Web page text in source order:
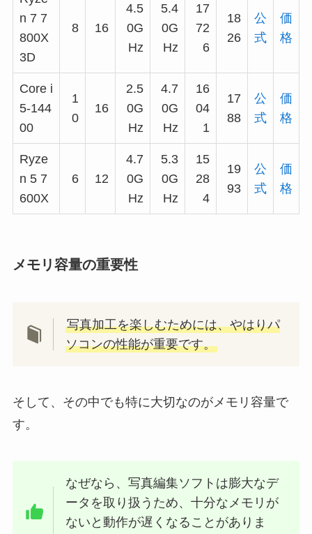
n 7 7
800X
3D
8 16
4.5
0G
Hz
5.4
0G
Hz
17
72
6
18
26
公
式
価
格
Core i
5-144
00
1
0
16
2.5
0G
Hz
4.7
0G
Hz
16
04
1
17
88
公
式
価
格
Ryze
n 5 7
600X
6 12
4.7
0G
Hz
5.3
0G
Hz
15
28
4
19
93
公
式
価
格
メモリ容量の重要性
写真加工を楽しむためには、やはりパ
ソコンの性能が重要です。
そして、その中でも特に大切なのがメモリ容量で
す。
なぜなら、写真編集ソフトは膨大なデ
ータを取り扱うため、十分なメモリが
ないと動作が遅くなることがありま